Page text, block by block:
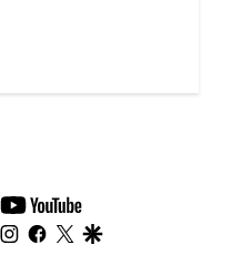
youtube-
footer
instagram
facebook
twitter